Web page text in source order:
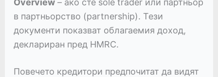
Overview– ако сте sole trader или партньор
в партньорство (partnership). Тези
документи показват облагаемия доход,
деклариран пред HMRC.
Повечето кредитори предпочитат да видят